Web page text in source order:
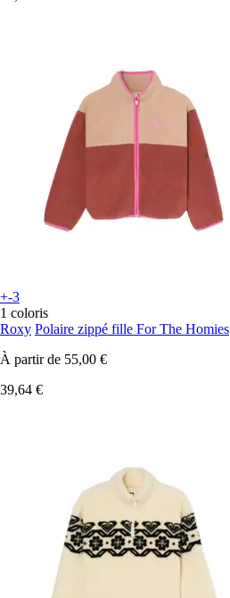
+-3
1 coloris
Roxy Polaire zippé fille For The Homies
À partir de 55,00 €
39,64 €